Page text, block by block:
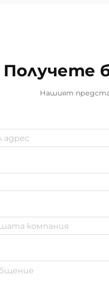
Получете
Нашият